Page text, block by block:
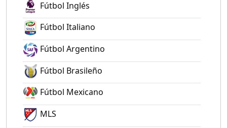
Fútbol Inglés
Fútbol Italiano
Fútbol Argentino
Fútbol Brasileño
Fútbol Mexicano
MLS